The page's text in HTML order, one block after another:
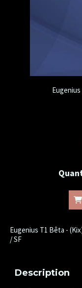
Eugenius T1 Bêta -
/ SF
Description